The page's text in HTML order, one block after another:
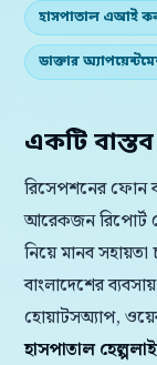
হাসপাতাল এআই কল
ডাক্তার
একটি
রিসেপশনের ফোন
আরেকজন রিপোর্ট
নিয়ে মানব
বাংলাদেশের
হোয়াটসঅ্যাপ,
হাসপাতাল